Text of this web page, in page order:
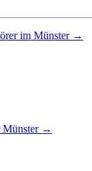
im Münster →
Münster →